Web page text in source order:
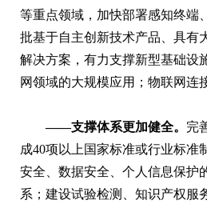
等重点领域，加快部署感知终端
批基于自主创新技术产品、具有
解决方案，有力支撑新型基础设
网领域的大规模应用；物联网连
——支撑体系更加健全。 完
成40项以上国家标准或行业标准
安全、数据安全、个人信息保护
系；建设试验检测、知识产权服